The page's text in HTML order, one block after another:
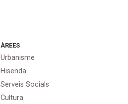
ÀREES
Urbanisme
Hisenda
Serveis Socials
Cultura